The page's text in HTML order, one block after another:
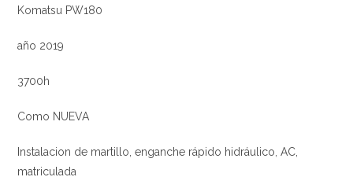
Komatsu PW180
año 2019
3700h
Como NUEVA
Instalacion de martillo, enganche rápido hidráulico, AC,
matriculada